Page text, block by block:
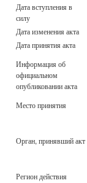
Дата вступления в
силу
Дата изменения акта
Дата принятия акта
Информация об
официальном
опубликовании акта
Место принятия
Орган, принявший акт
Регион действия